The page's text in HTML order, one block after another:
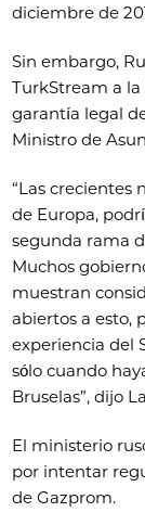
diciembre de
Sin embargo,
TurkStream a
garantía legal
Ministro de
“Las crecientes
de Europa,
segunda rama
Muchos
muestran
abiertos a esto,
experiencia del
sólo cuando
Bruselas”, dijo
El ministerio
por intentar
de Gazprom.